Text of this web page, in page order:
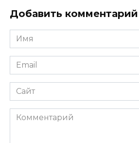
Добавить комментарий
Имя
*
Email
*
Сайт
Комментарий